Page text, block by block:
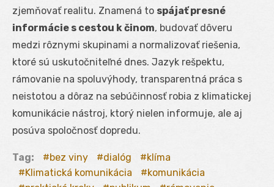
zjemňovať realitu. Znamená to spájať presné
informácie s cestou k činom, budovať dôveru
medzi rôznymi skupinami a normalizovať riešenia,
ktoré sú uskutočniteľné dnes. Jazyk rešpektu,
rámovanie na spoluvýhody, transparentná práca s
neistotou a dôraz na sebúčinnosť robia z klimatickej
komunikácie nástroj, ktorý nielen informuje, ale aj
posúva spoločnosť dopredu.
Tag: bez viny dialóg
klíma
Klimatická komunikácia
komunikácia